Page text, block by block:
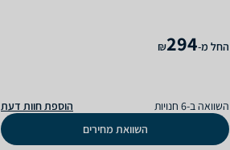
‫החל מ-294
₪
השוואה ב-6 חנויות
הוספת חוות דעת
השוואת מחירים